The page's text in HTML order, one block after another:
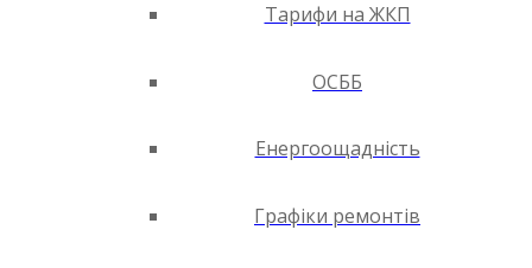
Тарифи на ЖКП
ОСББ
Енергоощадність
Графіки ремонтів